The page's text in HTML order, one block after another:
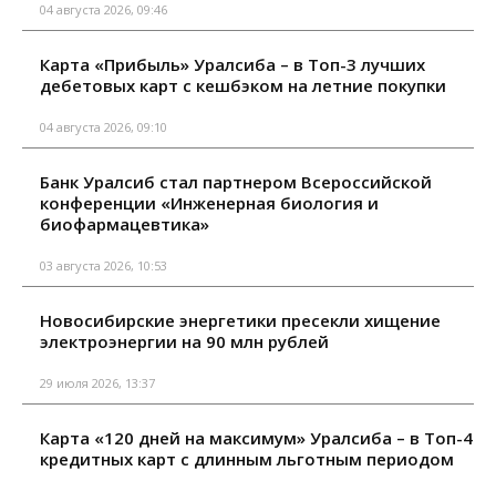
04 августа 2026, 09:46
Карта «Прибыль» Уралсиба – в Топ-3 лучших
дебетовых карт с кешбэком на летние покупки
04 августа 2026, 09:10
Банк Уралсиб стал партнером Всероссийской
конференции «Инженерная биология и
биофармацевтика»
03 августа 2026, 10:53
Новосибирские энергетики пресекли хищение
электроэнергии на 90 млн рублей
29 июля 2026, 13:37
Карта «120 дней на максимум» Уралсиба – в Топ-4
кредитных карт с длинным льготным периодом